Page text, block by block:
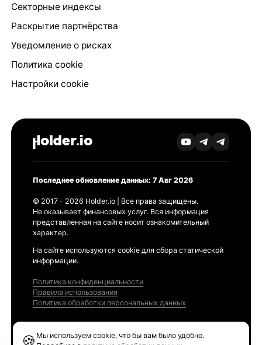
Секторные индексы
Раскрытие партнёрства
Уведомление о рисках
Политика cookie
Настройки cookie
Последнее обновление данных: 7 Авг 2026
© 2017 - 2026 Holder.io | Все права защищены.
Не оказывает финансовых услуг. Вся информация
представленная на сайте носит ознакомительный
характер.
На сайте используются cookie для сбора статической
информации.
Политика конфиденциальности
Правила использования
Политика обработки персональных данных
🍪 Мы используем cookie, что бы вам было удобно.